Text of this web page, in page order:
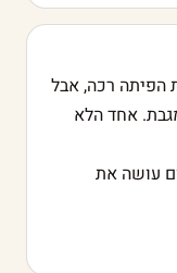
הפיתה רכה, אבל
אחד הלא
עושה את